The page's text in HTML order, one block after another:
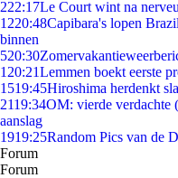
222:17Le Court wint na
1220:48Capibara's lopen
binnen
520:30
1 20:21Lemmen boekt eerste
1519:45Hiroshima herdenkt
2119:34OM: vierde verdachte
aanslag
1919:25Random Pics van de
Forum
Forum